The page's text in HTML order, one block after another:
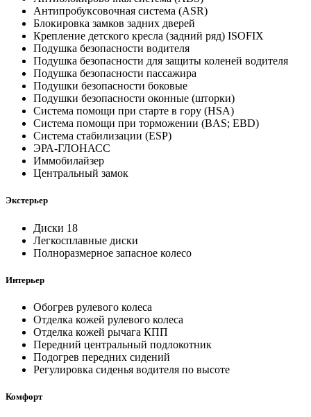
Антипробуксовочная система (ASR)
Блокировка замков задних дверей
Крепление детского кресла (задний ряд) ISOFIX
Подушка безопасности водителя
Подушка безопасности для защиты коленей водителя
Подушка безопасности пассажира
Подушки безопасности боковые
Подушки безопасности оконные (шторки)
Система помощи при старте в гору (HSA)
Система помощи при торможении (BAS; EBD)
Система стабилизации (ESP)
ЭРА-ГЛОНАСС
Иммобилайзер
Центральный замок
Экстерьер
Диски 18
Легкосплавные диски
Полноразмерное запасное колесо
Интерьер
Обогрев рулевого колеса
Отделка кожей рулевого колеса
Отделка кожей рычага КПП
Передний центральный подлокотник
Подогрев передних сидений
Регулировка сиденья водителя по высоте
Комфорт